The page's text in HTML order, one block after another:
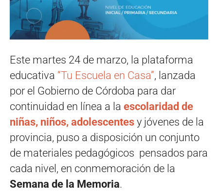
Este martes 24 de marzo, la plataforma
educativa “Tu Escuela en Casa”, lanzada
por el Gobierno de Córdoba para dar
continuidad en línea a la escolaridad de
niñas, niños, adolescentes y jóvenes de la
provincia, puso a disposición un conjunto
de materiales pedagógicos pensados para
cada nivel, en conmemoración de la
Semana de la Memoria.